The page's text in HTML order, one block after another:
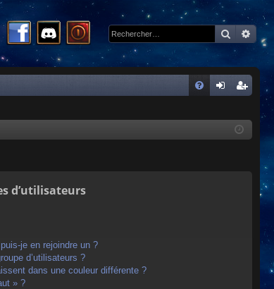
cri
d’utilisateurs
je en rejoindre un ?
d’utilisateurs ?
dans une couleur différente ?
» ?